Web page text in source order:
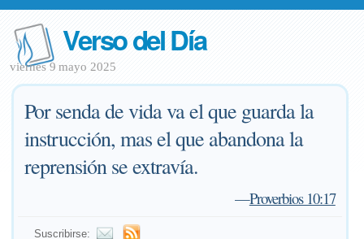
Verso del Día
viernes 9 mayo 2025
Por senda de vida va el que guarda la
instrucción, mas el que abandona la
reprensión se extravía.
—Proverbios 10:17
Suscribirse: